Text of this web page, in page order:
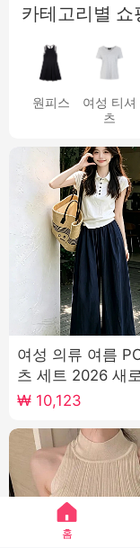
카테고리별 쇼
원피스
여성 티셔
츠
여성 의류 여름
츠 세트 2026 새
부서 패션 캐주얼
레그 팬츠 자이언
긴 티셔츠 투피스
₩ 10,123
홈